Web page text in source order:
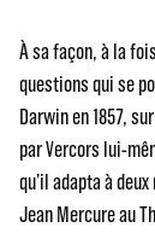
À sa façon, à la
questions qui se
Darwin en 1857,
par Vercors lui-
qu’il adapta à
Jean Mercure au